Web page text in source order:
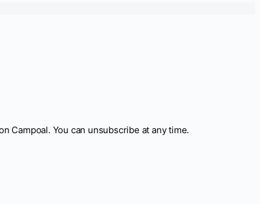
Campoal. You can unsubscribe at any time.